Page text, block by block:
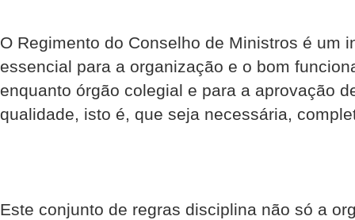
O Regimento do Conselho de Ministros é um
essencial para a organização e o bom
enquanto órgão colegial e para a aprovação
qualidade, isto é, que seja necessária,
Este conjunto de regras disciplina não só a